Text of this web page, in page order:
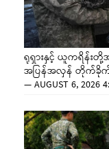
ရုရှားနှင့် ယူကရိန်းတို့
အပြန်အလှန် တိုက်ခို
—AUGUST 6, 2026